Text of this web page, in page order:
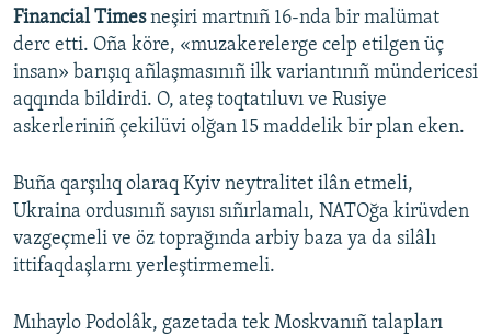
Financial Timesneşiri martnıñ 16-nda bir malümat
derc etti. Oña köre, «muzakerelerge celp etilgen üç
insan» barışıq añlaşmasınıñ ilk variantınıñ mündericesi
aqqında bildirdi. O, ateş toqtatıluvı ve Rusiye
askerleriniñ çekilüvi olğan 15 maddelik bir plan eken.
Buña qarşılıq olaraq Kyiv neytralitet ilân etmeli,
Ukraina ordusınıñ sayısı sıñırlamalı, NATOğa kirüvden
vazgeçmeli ve öz toprağında arbiy baza ya da silâlı
ittifaqdaşlarnı yerleştirmemeli.
Mıhaylo Podolâk, gazetada tek Moskvanıñ talapları